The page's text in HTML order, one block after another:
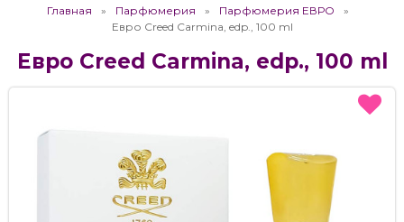
Главная Парфюмерия
Парфюмерия ЕВРО
Евро Creed Carmina, edp., 100 ml
Евро Creed Carmina, edp., 100 ml